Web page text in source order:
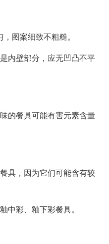
，图案细致不粗糙。
内壁部分，应无凹凸不平
的餐具可能有害元素含量
具，因为它们可能含有较
中彩、釉下彩餐具。